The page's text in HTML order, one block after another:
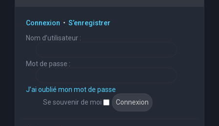
Connexion • S’enregistrer
Nom d’utilisateur :
Mot de passe :
J’ai oublié mon mot de passe
Se souvenir de moi